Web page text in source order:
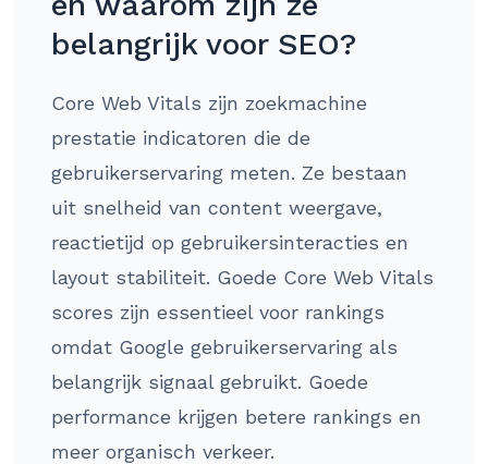
belangrijk voor SEO?
Core Web Vitals zijn zoekmachine
prestatie indicatoren die de
gebruikerservaring meten. Ze bestaan
uit snelheid van content weergave,
reactietijd op gebruikersinteracties en
layout stabiliteit. Goede Core Web Vitals
scores zijn essentieel voor rankings
omdat Google gebruikerservaring als
belangrijk signaal gebruikt. Goede
performance krijgen betere rankings en
meer organisch verkeer.